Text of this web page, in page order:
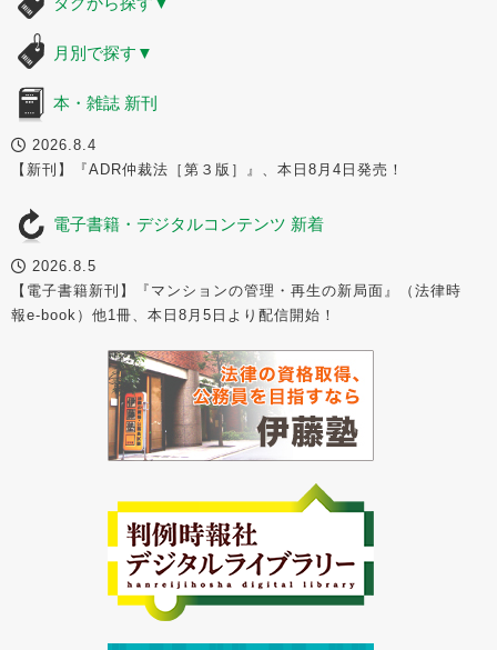
月別で探す ▼
本・雑誌 新刊
2026.8.4
【新刊】『ADR仲裁法［第３版］』、本日8月4日発売！
電子書籍・デジタルコンテンツ 新着
2026.8.5
【電子書籍新刊】『マンションの管理・再生の新局面』（法律時
報e-book）他1冊、本日8月5日より配信開始！